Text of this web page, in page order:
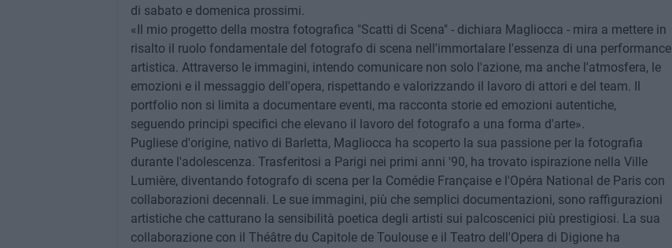
di sabato e domenica prossimi.
«Il mio progetto della mostra fotografica "Scatti di Scena" - dichiara Magliocca - mira a mettere in
risalto il ruolo fondamentale del fotografo di scena nell'immortalare l'essenza di una performance
artistica. Attraverso le immagini, intendo comunicare non solo l'azione, ma anche l'atmosfera, le
emozioni e il messaggio dell'opera, rispettando e valorizzando il lavoro di attori e del team. Il
portfolio non si limita a documentare eventi, ma racconta storie ed emozioni autentiche,
seguendo principi specifici che elevano il lavoro del fotografo a una forma d'arte».
Pugliese d'origine, nativo di Barletta, Magliocca ha scoperto la sua passione per la fotografia
durante l'adolescenza. Trasferitosi a Parigi nei primi anni '90, ha trovato ispirazione nella Ville
Lumière, diventando fotografo di scena per la Comédie Française e l'Opéra National de Paris con
collaborazioni decennali. Le sue immagini, più che semplici documentazioni, sono raffigurazioni
artistiche che catturano la sensibilità poetica degli artisti sui palcoscenici più prestigiosi. La sua
collaborazione con il Théâtre du Capitole de Toulouse e il Teatro dell'Opera di Digione ha